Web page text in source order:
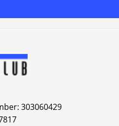
303060429